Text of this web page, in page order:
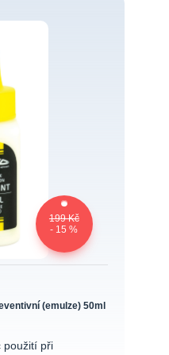
199 Kč
- 15 %
(emulze) 50ml
použití při